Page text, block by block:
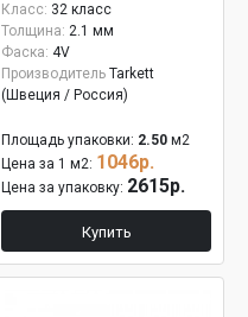
Класс: 32 класс
Толщина: 2.1 мм
Фаска: 4V
Производитель Tarkett
(Швеция / Россия)
Площадь упаковки: 2.50 м2
Цена за 1 м2: 1046р.
Цена за упаковку: 2615р.
Купить